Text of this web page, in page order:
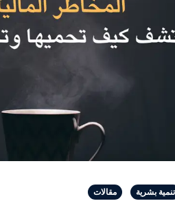
تنمية بشرية مقالات